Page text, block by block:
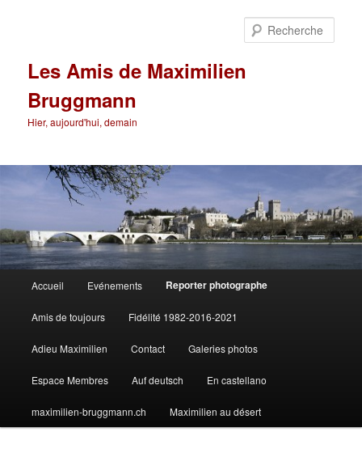
Les Amis de Maximilien
Bruggmann
Hier, aujourd'hui, demain
principal
Accueil Evénements Reporter photographe
Amis de toujours Fidélité 1982-2016-2021
Adieu Maximilien Contact Galeries photos
Espace Membres Auf deutsch En castellano
maximilien-bruggmann.ch Maximilien au désert